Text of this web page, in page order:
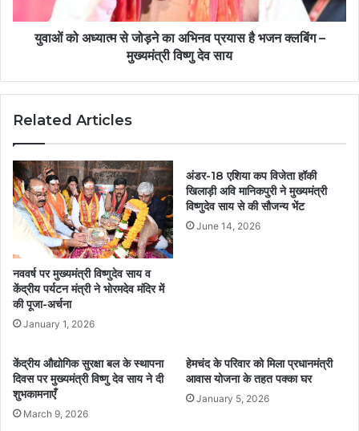
युवाओं को अध्यात्म से जोड़ने का अभिनव प्रयास है भजन क्लबिंग –
मुख्यमंत्री विष्णु देव साय
Related Articles
नववर्ष पर मुख्यमंत्री विष्णुदेव साय व
केंद्रीय पर्यटन मंत्री ने भोरमदेव मंदिर में
की पूजा-अर्चना
January 1, 2026
अंडर-18 एशिया कप विजेता हॉकी
खिलाड़ी अवि मानिकपुरी ने मुख्यमंत्री
विष्णुदेव साय से की सौजन्य भेंट
June 14, 2026
केंद्रीय औद्योगिक सुरक्षा बल के स्थापना
दिवस पर मुख्यमंत्री विष्णु देव साय ने दी
शुभकामनाएँ
March 9, 2026
हेमचंद के परिवार को मिला प्रधानमंत्री
आवास योजना के तहत पक्का घर
January 5, 2026